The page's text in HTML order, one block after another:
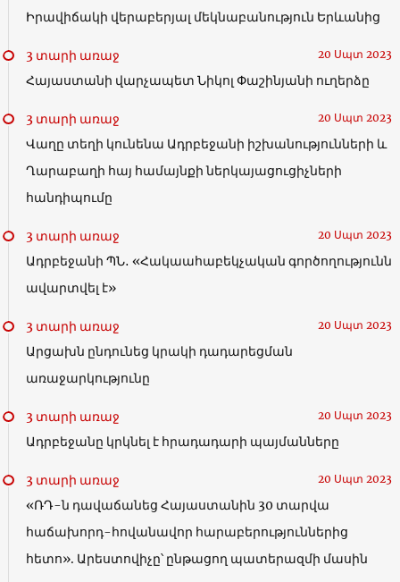
Իրավիճակի վերաբերյալ մեկնաբանություն Երևանից
3 տարի առաջ 20 Սպտ 2023
Հայաստանի վարչապետ Նիկոլ Փաշինյանի ուղերձը
3 տարի առաջ 20 Սպտ 2023
Վաղը տեղի կունենա Ադրբեջանի իշխանությունների և
Ղարաբաղի հայ համայնքի ներկայացուցիչների
հանդիպումը
3 տարի առաջ 20 Սպտ 2023
Ադրբեջանի ՊՆ․ «Հակաահաբեկչական գործողությունն
ավարտվել է»
3 տարի առաջ 20 Սպտ 2023
Արցախն ընդունեց կրակի դադարեցման
առաջարկությունը
3 տարի առաջ 20 Սպտ 2023
Ադրբեջանը կրկնել է հրադադարի պայմանները
3 տարի առաջ 20 Սպտ 2023
«ՌԴ-ն դավաճանեց Հայաստանին 30 տարվա
հաճախորդ-հովանավոր հարաբերություններից
հետո». Արեստովիչը՝ ընթացող պատերազմի մասին